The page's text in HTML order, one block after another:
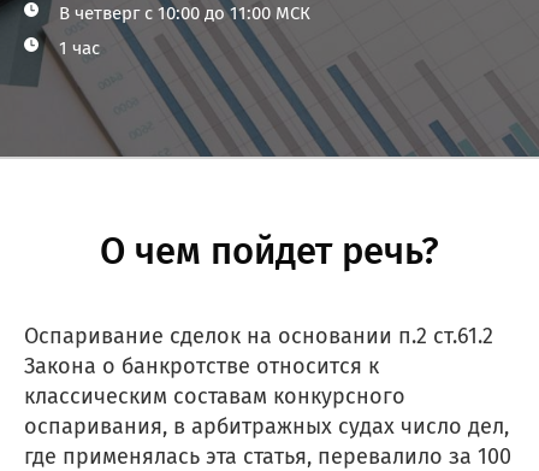
В четверг с 10:00 до 11:00 МСК
1 час
О чем пойдет речь?
Оспаривание сделок на основании п.2 ст.61.2
Закона о банкротстве относится к
классическим составам конкурсного
оспаривания, в арбитражных судах число дел,
где применялась эта статья, перевалило за 100